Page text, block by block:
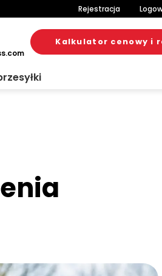
Rejestracja
Kalkulator cenowy i